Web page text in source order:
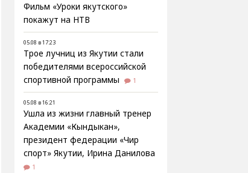
Фильм «Уроки якутского»
покажут на НТВ
05.08 в 17:23
Трое лучниц из Якутии стали
победителями всероссийской
спортивной программы
1
05.08 в 16:21
Ушла из жизни главный тренер
Академии «Кындыкан»,
президент федерации «Чир
спорт» Якутии, Ирина Данилова
1